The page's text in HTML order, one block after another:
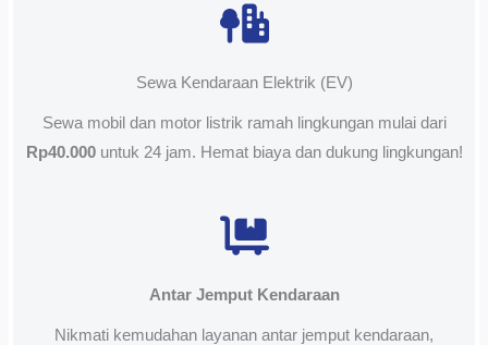
Sewa Kendaraan Elektrik (EV)
Sewa mobil dan motor listrik ramah lingkungan mulai dari
Rp40.000untuk 24 jam. Hemat biaya dan dukung lingkungan!
Antar Jemput Kendaraan
Nikmati kemudahan layanan antar jemput kendaraan,